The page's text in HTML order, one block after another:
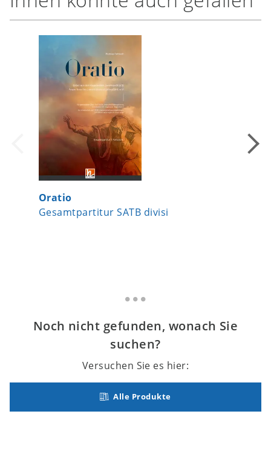
Oratio
Gesamtpartitur SATB divisi
Noch nicht gefunden, wonach Sie
suchen?
Versuchen Sie es hier:
Alle Produkte